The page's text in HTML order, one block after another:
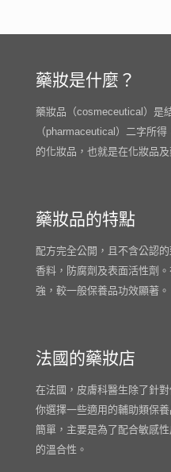
藥妝是什麼？
藥妝品（cosmeceutical）是
（pharmaceutical）二字所
的化妝品，也就是在化妝品
藥妝品的特點
配方完全公開，且不含公認
香料，防腐劑及表面活性劑
強，較一般保養品功效顯著。
法國的藥妝店
在法國，皮膚科醫生除了針
你選擇一些適用的輔助類保
簡單，主要是為了配合敏感
的溫合性。